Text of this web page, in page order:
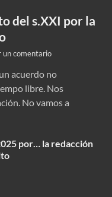
del s.XXI por la
un comentario
acuerdo no
libre. Nos
No vamos a
por… la redacción